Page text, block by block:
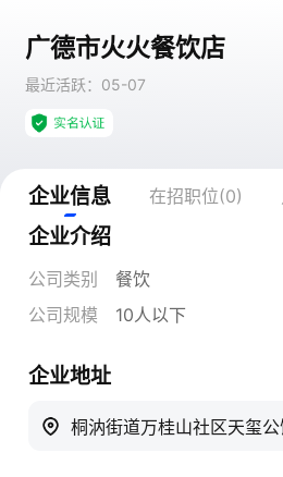
广德市火火餐饮店
最近活跃：05-07
企业信息 在招职位(0)
企业介绍
公司类别
餐饮
公司规模
10人以下
企业地址
桐汭街道万桂山社区天玺